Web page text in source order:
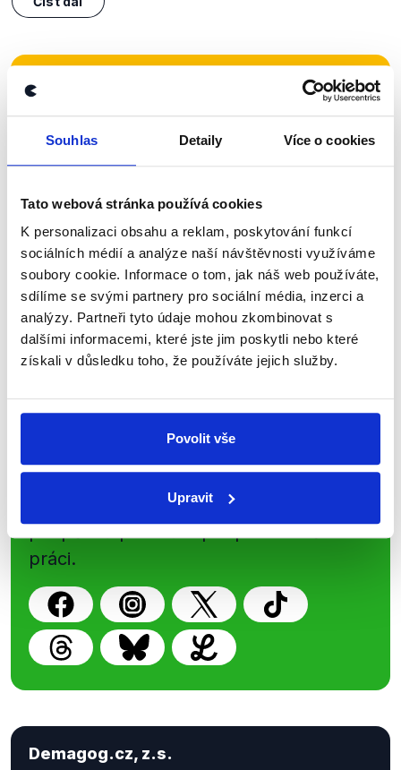
Souhlas Detaily Více o cookies
Tato webová stránka používá cookies
K personalizaci obsahu a reklam, poskytování funkcí
sociálních médií a analýze naší návštěvnosti využíváme
soubory cookie. Informace o tom, jak náš web používáte,
sdílíme se svými partnery pro sociální média, inzerci a
analýzy. Partneři tyto údaje mohou zkombinovat s
dalšími informacemi, které jste jim poskytli nebo které
získali v důsledku toho, že používáte jejich služby.
Povolit vše
Upravit
Zůstaňme v kontaktu
shrnutí nejzajímavějších článků a analýz.
Začněte nás odebírat, a mějte tak
přehled o tom, jaké dezinformace a
nepravdy se zrovna v Česku šíří.
Newsletter WhatsApp
Nenechte si ujít nejnovější události
z Demagog.cz. Sdílením našich
příspěvků přátelům podpoříte naši
práci.
Demagog.cz, z.s.